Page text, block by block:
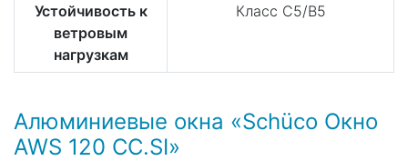
Устойчивость к
ветровым
нагрузкам
Класс C5/B5
Алюминиевые окна «Schüco Окно
AWS 120 CC.SI»